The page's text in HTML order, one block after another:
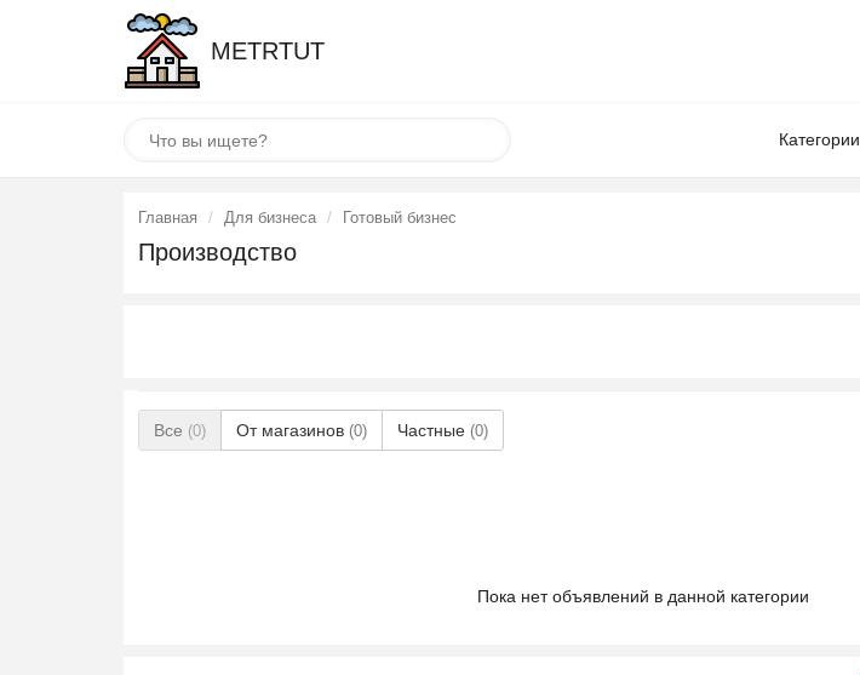
METRTUT
Категории
Главная Для бизнеса Готовый бизнес
Производство
Все (0) От магазинов (0) Частные (0)
Пока нет объявлений в данной категории